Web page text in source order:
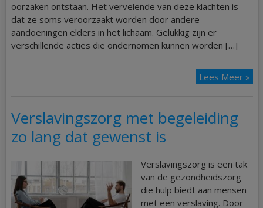
oorzaken ontstaan. Het vervelende van deze klachten is
dat ze soms veroorzaakt worden door andere
aandoeningen elders in het lichaam. Gelukkig zijn er
verschillende acties die ondernomen kunnen worden […]
Lees Meer »
Verslavingszorg met begeleiding
zo lang dat gewenst is
Verslavingszorg is een tak
van de gezondheidszorg
die hulp biedt aan mensen
met een verslaving. Door